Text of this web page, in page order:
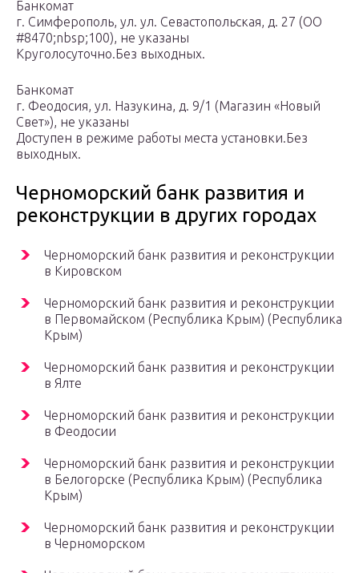
Банкомат
г. Симферополь, ул. ул. Севастопольская, д. 27 (ОО
#8470;nbsp;100), не указаны
Круголосуточно.Без выходных.
Банкомат
г. Феодосия, ул. Назукина, д. 9/1 (Магазин «Новый
Свет»), не указаны
Доступен в режиме работы места установки.Без
выходных.
Черноморский банк развития и
реконструкции в других городах
Черноморский банк развития и реконструкции
в Кировском
Черноморский банк развития и реконструкции
в Первомайском (Республика Крым) (Республика
Крым)
Черноморский банк развития и реконструкции
в Ялте
Черноморский банк развития и реконструкции
в Феодосии
Черноморский банк развития и реконструкции
в Белогорске (Республика Крым) (Республика
Крым)
Черноморский банк развития и реконструкции
в Черноморском